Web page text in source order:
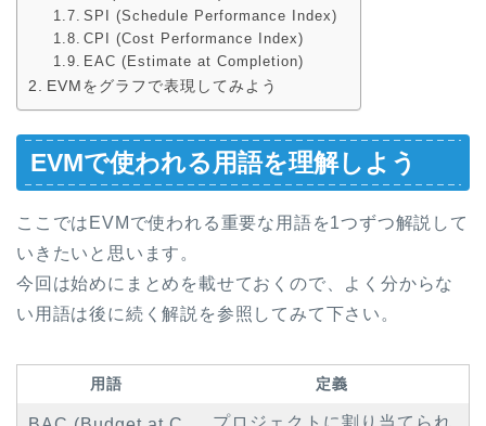
SPI (Schedule Performance Index)
CPI (Cost Performance Index)
EAC (Estimate at Completion)
EVMをグラフで表現してみよう
EVMで使われる用語を理解しよう
ここではEVMで使われる重要な用語を1つずつ解説して
いきたいと思います。
今回は始めにまとめを載せておくので、よく分からな
い用語は後に続く解説を参照してみて下さい。
用語 定義
プロジェクトに割り当てられ